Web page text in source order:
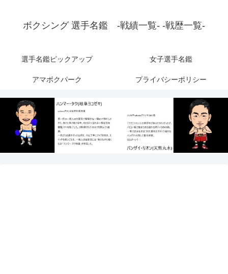
ボクシング 選手名鑑 -戦績一覧- -戦歴一覧-
選手名鑑ピックアップ 女子選手名鑑
アマボクパーク プライバシーポリシー